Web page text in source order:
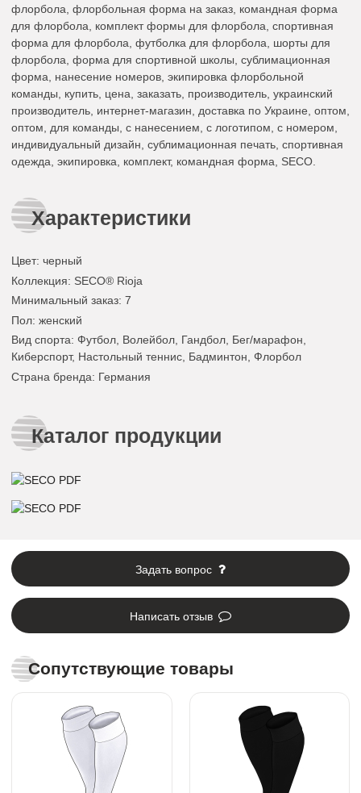
флорбола, флорбольная форма на заказ, командная форма
для флорбола, комплект формы для флорбола, спортивная
форма для флорбола, футболка для флорбола, шорты для
флорбола, форма для спортивной школы, сублимационная
форма, нанесение номеров, экипировка флорбольной
команды, купить, цена, заказать, производитель, украинский
производитель, интернет-магазин, доставка по Украине, оптом,
оптом, для команды, с нанесением, с логотипом, с номером,
индивидуальный дизайн, сублимационная печать, спортивная
одежда, экипировка, комплект, командная форма, SECO.
Характеристики
Цвет: черный
Коллекция: SECO® Rioja
Минимальный заказ: 7
Пол: женский
Вид спорта: Футбол, Волейбол, Гандбол, Бег/марафон,
Киберспорт, Настольный теннис, Бадминтон, Флорбол
Страна бренда: Германия
Каталог продукции
Задать вопрос
Написать отзыв
Сопутствующие товары